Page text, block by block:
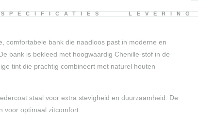
SPECIFICATIES LEVERING
comfortabele bank die naadloos past in moderne en
bank is bekleed met hoogwaardig Chenille-stof in de
tint die prachtig combineert met naturel houten
staal voor extra stevigheid en duurzaamheid. De
voor optimaal zitcomfort.